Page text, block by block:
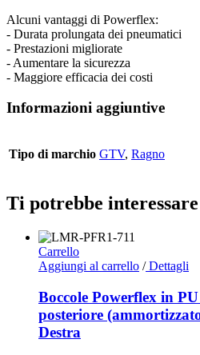
Alcuni vantaggi di Powerflex:
- Durata prolungata dei pneumatici
- Prestazioni migliorate
- Aumentare la sicurezza
- Maggiore efficacia dei costi
Informazioni aggiuntive
Tipo di marchio GTV, Ragno
Ti potrebbe interessare
Carrello
Aggiungi al carrello /Dettagli
Boccole Powerflex in
posteriore
Destra